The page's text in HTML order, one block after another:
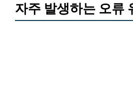
자주 발생하는 오류